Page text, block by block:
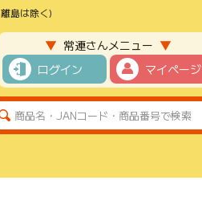
島は除く)
▼ 常連さんメニュー ▼
ログイン マイページ